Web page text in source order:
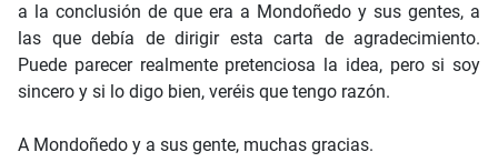
a la conclusión de que era a Mondoñedo y sus gentes, a
las que debía de dirigir esta carta de agradecimiento.
Puede parecer realmente pretenciosa la idea, pero si soy
sincero y si lo digo bien, veréis que tengo razón.
A Mondoñedo y a sus gente, muchas gracias.